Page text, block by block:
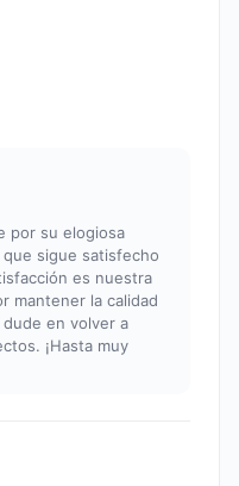
por su elogiosa
sigue satisfecho
es nuestra
mantener la calidad
en volver a
¡Hasta muy